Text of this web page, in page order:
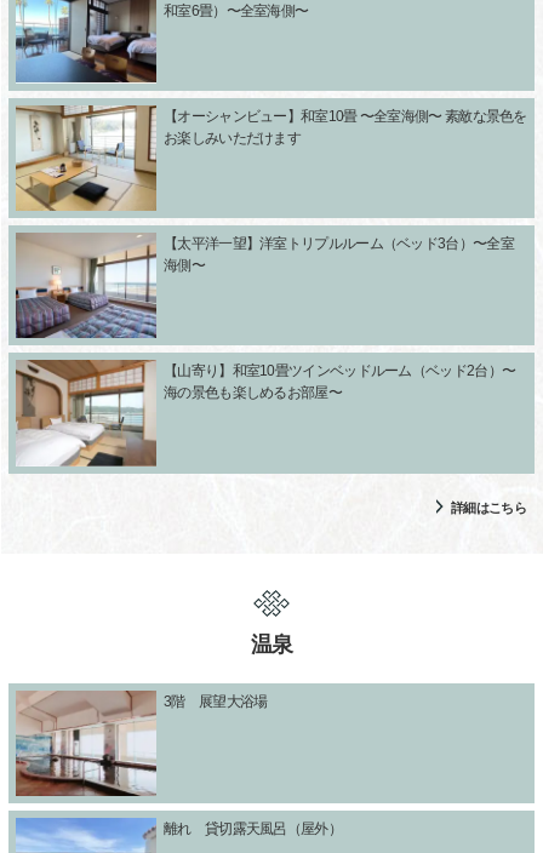
和室6畳）〜全室海側〜
【オーシャンビュー】和室10畳 〜全室海側〜 素敵な景色を
お楽しみいただけます
【太平洋一望】洋室トリプルルーム（ベッド3台）〜全室
海側〜
【山寄り】和室10畳ツインベッドルーム（ベッド2台）〜
海の景色も楽しめるお部屋〜
詳細はこちら
温泉
3階 展望大浴場
離れ 貸切露天風呂（屋外）